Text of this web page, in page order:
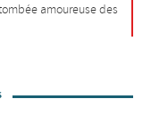
amoureuse des